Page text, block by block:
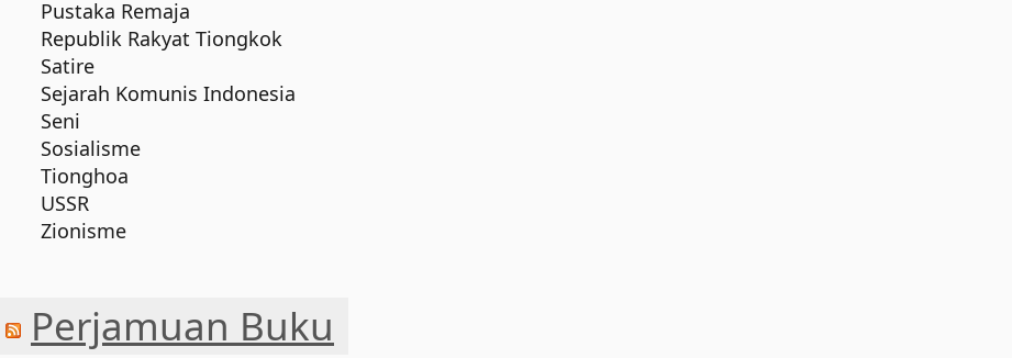
Pustaka Remaja
Republik Rakyat Tiongkok
Satire
Sejarah Komunis Indonesia
Seni
Sosialisme
Tionghoa
USSR
Zionisme
Perjamuan Buku